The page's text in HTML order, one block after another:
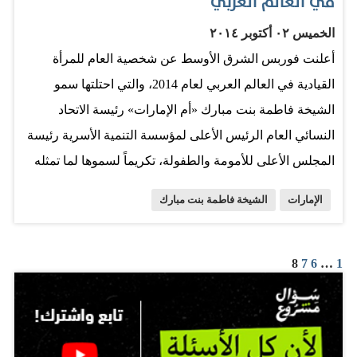
العقود الماضية…
الخميس ٠٢ أكتوبر ٢٠١٤
أعلنت فوربس الشرق الأوسط عن شخصية العام للمرأة
القيادية في العالم العربي لعام 2014، والتي احتلتها سمو
الشيخة فاطمة بنت مبارك «أم الإمارات» رئيسة الاتحاد
النسائي العام الرئيس الأعلى لمؤسسة التنمية الأسرية رئيسة
المجلس الأعلى للأمومة والطفولة، تكريماً لسموها لما تمثله
خلال الحفل الذي نظمته المجلة لتكريم أبرز القيادات النسائية
اللاتي ساهمن في صياغة حاضر ومستقبل بلادهن وتنميتها، من
خلال مواقعهن الإدارية، والذي أقيم تحت رعاية معالي الشيخ
نهيان بن مبارك آل نهيان وزير الثقافة والشباب وتنمية
الإمارات الشيخة فاطمة بنت مبارك
1
…
6
7
8